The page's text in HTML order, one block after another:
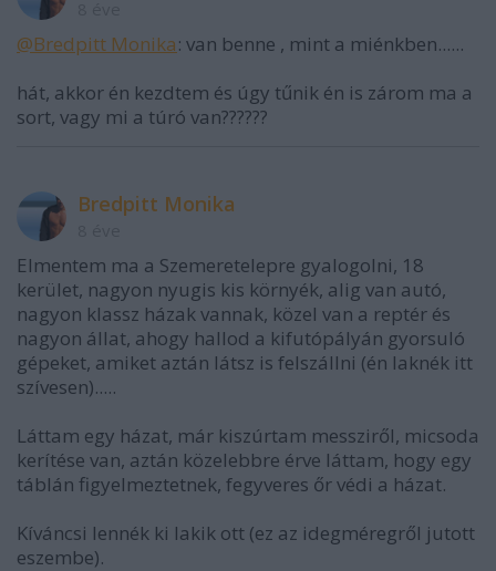
@Bredpitt Monika: van benne , mint a miénkben......
hát, akkor én kezdtem és úgy tűnik én is zárom ma a
sort, vagy mi a túró van??????
Bredpitt Monika
Elmentem ma a Szemeretelepre gyalogolni, 18
kerület, nagyon nyugis kis környék, alig van autó,
nagyon klassz házak vannak, közel van a reptér és
nagyon állat, ahogy hallod a kifutópályán gyorsuló
gépeket, amiket aztán látsz is felszállni (én laknék itt
szívesen).....
Láttam egy házat, már kiszúrtam messziről, micsoda
kerítése van, aztán közelebbre érve láttam, hogy egy
táblán figyelmeztetnek, fegyveres őr védi a házat.
Kíváncsi lennék ki lakik ott (ez az idegméregről jutott
eszembe).